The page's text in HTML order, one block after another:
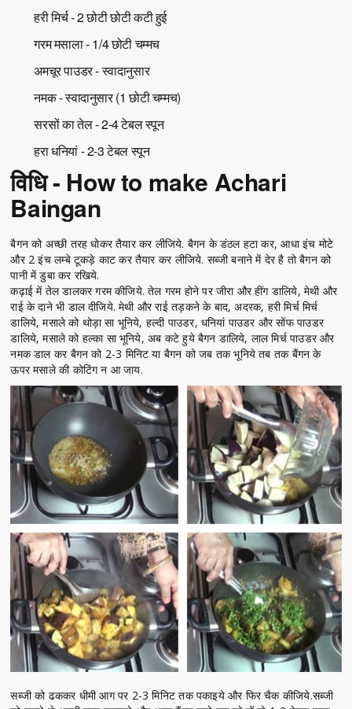
हरी मिर्च - 2 छोटी छोटी कटी हुई
गरम मसाला - 1/4 छोटी चम्मच
अमचूर पाउडर - स्वादानुसार
नमक - स्वादानुसार (1 छोटी चम्मच)
सरसों का तेल - 2-4 टेबल स्पून
हरा धनियां - 2-3 टेबल स्पून
विधि - How to make Achari
Baingan
बैगन को अच्छी तरह धोकर तैयार कर लीजिये. बैगन के डंठल हटा कर, आधा इंच मोटे
और 2 इंच लम्बे टूकड़े काट कर तैयार कर लीजिये. सब्जी बनाने में देर है तो बैगन को
पानी में डुबा कर रखिये.
कढ़ाई में तेल डालकर गरम कीजिये. तेल गरम होने पर जीरा और हींग डालिये, मेथी और
राई के दाने भी डाल दीजिये. मेथी और राई तड़कने के बाद, अदरक, हरी मिर्च मिर्च
डालिये, मसाले को थोड़ा सा भूनिये, हल्दी पाउडर, धनियां पाउडर और सोंफ पाउडर
डालिये, मसाले को हल्का सा भूनिये, अब कटे हुये बैगन डालिये, लाल मिर्च पाउडर और
नमक डाल कर बैगन को 2-3 मिनिट या बैगन को जब तक भूनिये तब तक बैंगन के
ऊपर मसाले की कोटिंग न आ जाय.
सब्जी को ढककर धीमी आग पर 2-3 मिनिट तक पकाइये और फिर चैक कीजिये.सब्जी